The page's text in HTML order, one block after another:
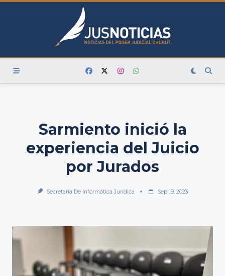
Skip
Sarmiento inició la
experiencia del Juicio
por Jurados
Secretaría De Informática Jurídica Sep 19, 2023